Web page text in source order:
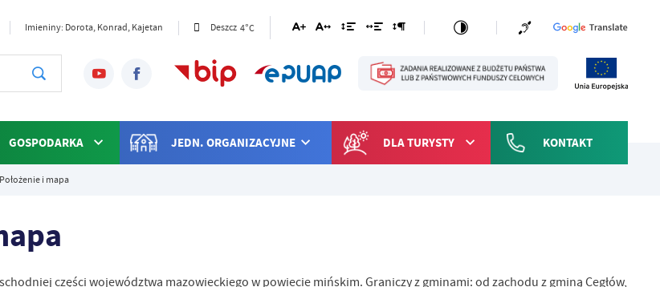
Imieniny: Dorota, Konrad, Kajetan Deszcz 4°C
GOSPODARKA JEDN. ORGANIZACYJNE DLA TURYSTY KONTAKT
Położenie i mapa
części województwa mazowieckiego w powiecie mińskim. Graniczy z gminami: od zachodu z gminą Cegłów,